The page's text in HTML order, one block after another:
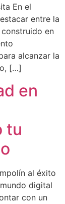
En el
entre la
en
alcanzar la
[…]
en
tu
al éxito
digital
con un